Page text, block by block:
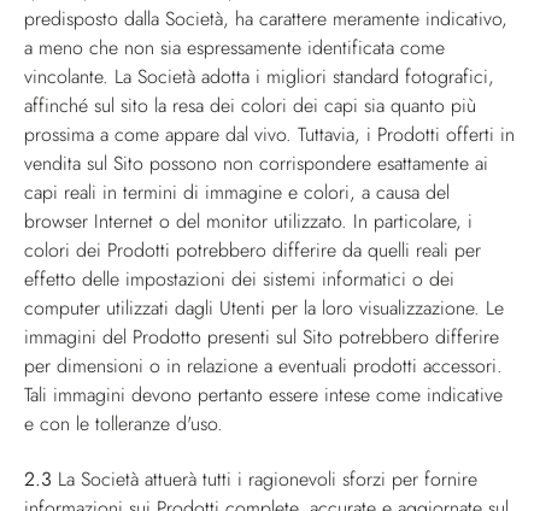
predisposto dalla Società, ha carattere meramente indicativo,
a meno che non sia espressamente identificata come
vincolante. La Società adotta i migliori standard fotografici,
affinché sul sito la resa dei colori dei capi sia quanto più
prossima a come appare dal vivo. Tuttavia, i Prodotti offerti in
vendita sul Sito possono non corrispondere esattamente ai
capi reali in termini di immagine e colori, a causa del
browser Internet o del monitor utilizzato. In particolare, i
colori dei Prodotti potrebbero differire da quelli reali per
effetto delle impostazioni dei sistemi informatici o dei
computer utilizzati dagli Utenti per la loro visualizzazione. Le
immagini del Prodotto presenti sul Sito potrebbero differire
per dimensioni o in relazione a eventuali prodotti accessori.
Tali immagini devono pertanto essere intese come indicative
e con le tolleranze d'uso.
2.3 La Società attuerà tutti i ragionevoli sforzi per fornire